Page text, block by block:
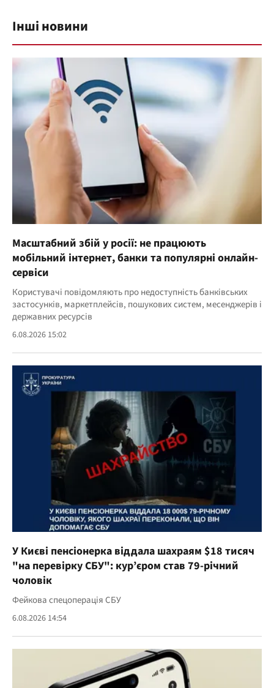
Інші новини
Масштабний збій у росії: не працюють
мобільний інтернет, банки та популярні онлайн-
сервіси
Користувачі повідомляють про недоступність банківських
застосунків, маркетплейсів, пошукових систем, месенджерів і
державних ресурсів
6.08.2026 15:02
У Києві пенсіонерка віддала шахраям $18 тисяч
"на перевірку СБУ": кур’єром став 79-річний
чоловік
Фейкова спецоперація СБУ
6.08.2026 14:54